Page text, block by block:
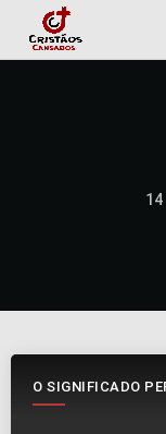
14
O SIGNIFICADO
SÉTIMO DIA